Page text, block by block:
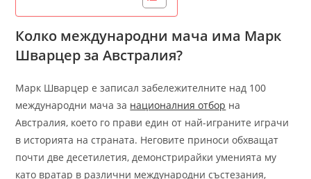
Колко международни мача има Марк
Шварцер за Австралия?
Марк Шварцер е записал забележителните над 100
международни мача за националния отбор на
Австралия, което го прави един от най-играните играчи
в историята на страната. Неговите приноси обхващат
почти две десетилетия, демонстрирайки уменията му
като вратар в различни международни състезания,